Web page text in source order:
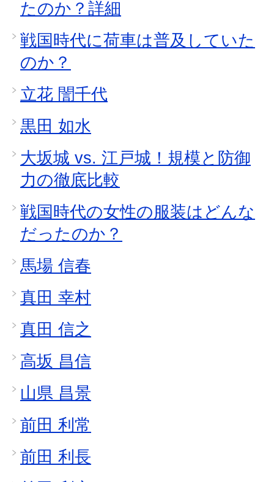
たのか？詳細
戦国時代に荷車は普及していた
のか？
立花 誾千代
黒田 如水
大坂城 vs. 江戸城！規模と防御
力の徹底比較
戦国時代の女性の服装はどんな
だったのか？
馬場 信春
真田 幸村
真田 信之
高坂 昌信
山県 昌景
前田 利常
前田 利長